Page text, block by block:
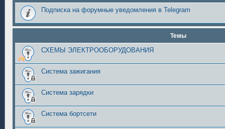
Подписка на форумные уведомления в Telegram
Темы
СХЕМЫ ЭЛЕКТРООБОРУДОВАНИЯ
Система зажигания
Система зарядки
Система бортсети